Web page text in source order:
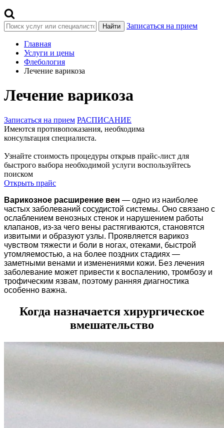
Найти Записаться на прием
Главная
Услуги и цены
Флебология
Лечение варикоза
Лечение варикоза
Записаться на прием РАСПИСАНИЕ
Имеются противопоказания, необходима
консультация специалиста.
Узнайте стоимость процедуры открыв прайс-лист для
быстрого выбора необходимой услуги воспользуйтесь
поиском
Открыть прайс
Варикозное расширение вен — одно из наиболее
частых заболеваний сосудистой системы. Оно связано с
ослаблением венозных стенок и нарушением работы
клапанов, из-за чего вены растягиваются, становятся
извитыми и образуют узлы. Проявляется варикоз
чувством тяжести и боли в ногах, отеками, быстрой
утомляемостью, а на более поздних стадиях —
заметными венами и изменениями кожи. Без лечения
заболевание может привести к воспалению, тромбозу и
трофическим язвам, поэтому ранняя диагностика
особенно важна.
Когда назначается хирургическое
вмешательство